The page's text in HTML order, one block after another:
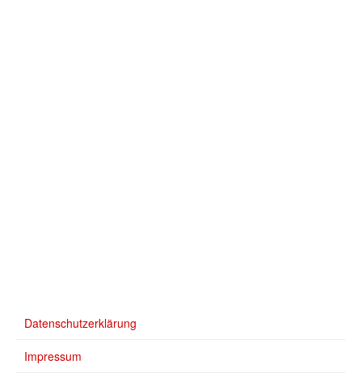
Datenschutzerklärung
Impressum